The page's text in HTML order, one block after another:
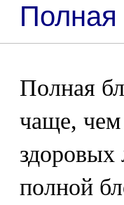
Полная
Полная
чаще, чем
здоровых
полной